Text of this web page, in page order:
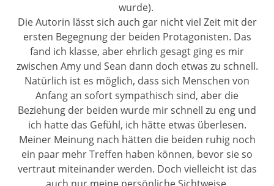
wurde).
Die Autorin lässt sich auch gar nicht viel Zeit mit der
ersten Begegnung der beiden Protagonisten. Das
fand ich klasse, aber ehrlich gesagt ging es mir
zwischen Amy und Sean dann doch etwas zu schnell.
Natürlich ist es möglich, dass sich Menschen von
Anfang an sofort sympathisch sind, aber die
Beziehung der beiden wurde mir schnell zu eng und
ich hatte das Gefühl, ich hätte etwas überlesen.
Meiner Meinung nach hätten die beiden ruhig noch
ein paar mehr Treffen haben können, bevor sie so
vertraut miteinander werden. Doch vielleicht ist das